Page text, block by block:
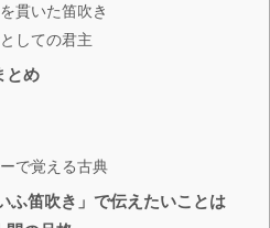
貫いた笛吹き
しての君主
とめ
で覚える古典
ふ笛吹き」で伝えたいことは